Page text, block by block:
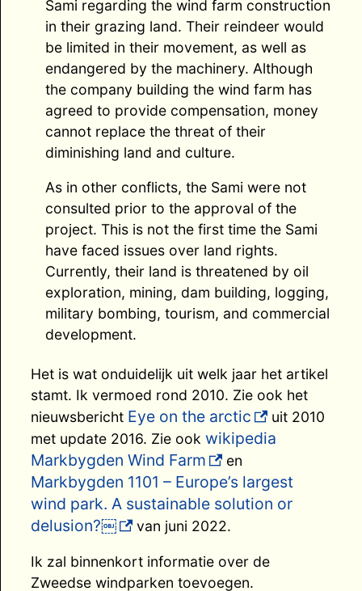
Sami regarding the wind farm construction
in their grazing land. Their reindeer would
be limited in their movement, as well as
endangered by the machinery. Although
the company building the wind farm has
agreed to provide compensation, money
cannot replace the threat of their
diminishing land and culture.
As in other conflicts, the Sami were not
consulted prior to the approval of the
project. This is not the first time the Sami
have faced issues over land rights.
Currently, their land is threatened by oil
exploration, mining, dam building, logging,
military bombing, tourism, and commercial
development.
Het is wat onduidelijk uit welk jaar het artikel
stamt. Ik vermoed rond 2010. Zie ook het
nieuwsbericht Eye on the arctic
uit 2010
met update 2016. Zie ook wikipedia
Markbygden Wind Farm
en
Markbygden 1101 – Europe’s largest
wind park. A sustainable solution or
delusion?￼
van juni 2022.
Ik zal binnenkort informatie over de
Zweedse windparken toevoegen.